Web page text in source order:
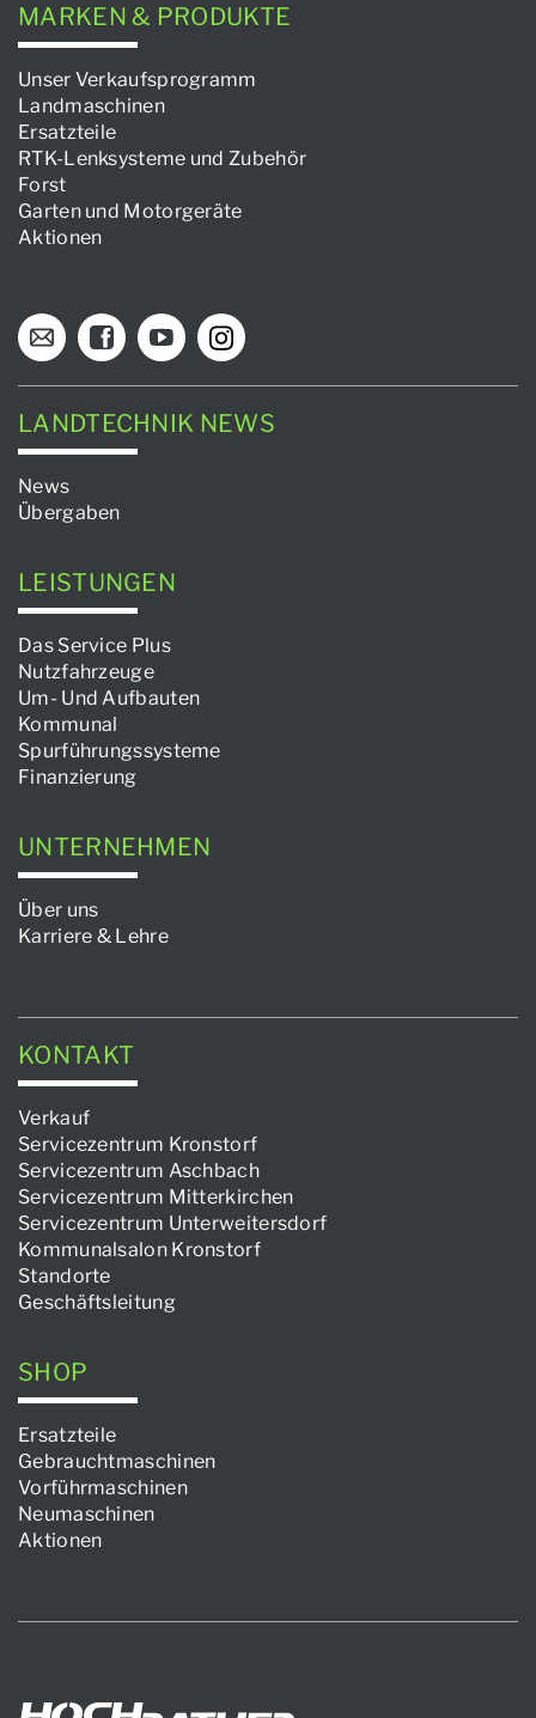
MARKEN & PRODUKTE
Unser Verkaufsprogramm
Landmaschinen
Ersatzteile
RTK-Lenksysteme und Zubehör
Forst
Garten und Motorgeräte
Aktionen
LANDTECHNIK NEWS
News
Übergaben
LEISTUNGEN
Das Service Plus
Nutzfahrzeuge
Um- Und Aufbauten
Kommunal
Spurführungssysteme
Finanzierung
UNTERNEHMEN
Über uns
Karriere & Lehre
KONTAKT
Verkauf
Servicezentrum Kronstorf
Servicezentrum Aschbach
Servicezentrum Mitterkirchen
Servicezentrum Unterweitersdorf
Kommunalsalon Kronstorf
Standorte
Geschäftsleitung
SHOP
Ersatzteile
Gebrauchtmaschinen
Vorführmaschinen
Neumaschinen
Aktionen